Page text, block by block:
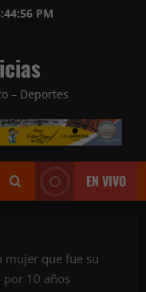
PM
– Deportes
EN VIVO
mujer que fue su
por 10 años